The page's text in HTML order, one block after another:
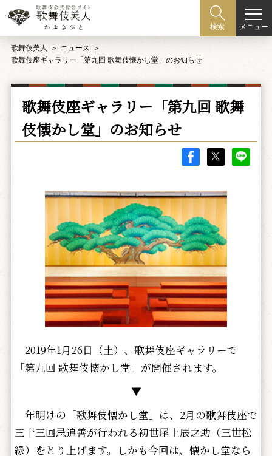
検索 メニュー
歌舞伎美人
ニュース
歌舞伎座ギャラリー「第九回 歌舞伎懐かし堂」のお知らせ
歌舞伎座ギャラリー「第九回 歌舞
伎懐かし堂」のお知らせ
2019年1月26日（土）、歌舞伎座ギャラリーで
「第九回 歌舞伎懐かし堂」が開催されます。
▼
年明けの「歌舞伎懐かし堂」は、2月の歌舞伎座で
三十三回忌追善が行われる初世尾上辰之助（三世松
緑）をとり上げます。しかも今回は、懐かし堂なら